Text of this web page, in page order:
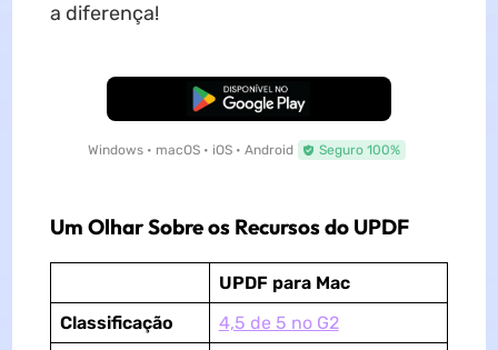
a diferença!
Baixar Grátis
Windows • macOS • iOS • Android Seguro 100%
Um Olhar Sobre os Recursos do UPDF
UPDF para Mac
Classificação
4,5 de 5 no G2